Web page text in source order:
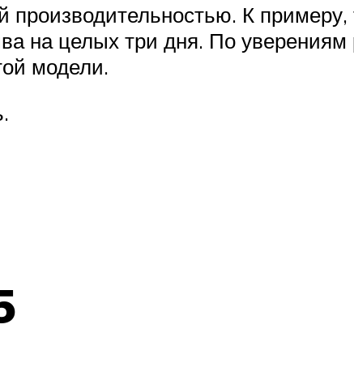
К примеру,
на целых три дня. По уверениям
модели.